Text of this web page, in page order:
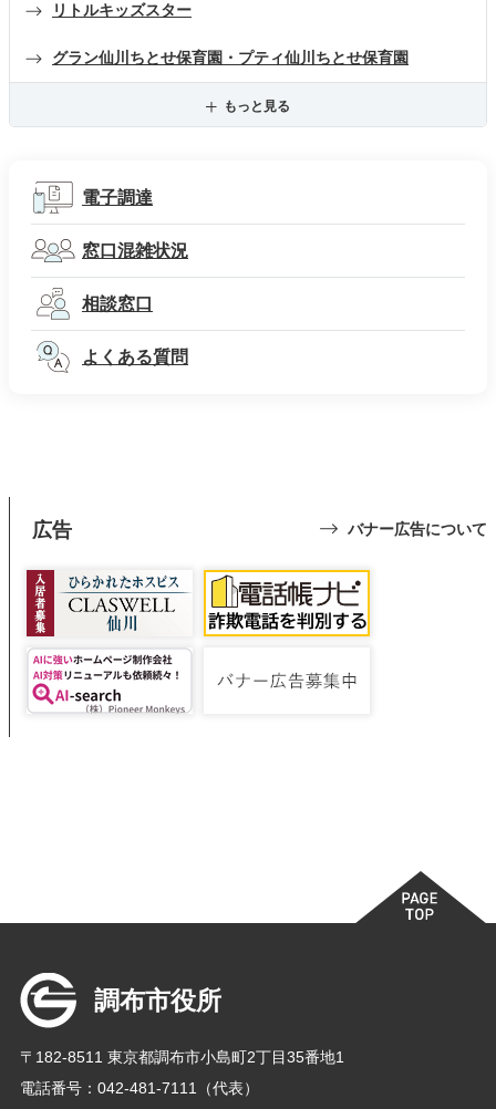
リトルキッズスター
グラン仙川ちとせ保育園・プティ仙川ちとせ保育園
もっと見る
電子調達
窓口混雑状況
相談窓口
よくある質問
広告 バナー広告について
調布市役所
〒182-8511 東京都調布市小島町2丁目35番地1
電話番号：042-481-7111（代表）